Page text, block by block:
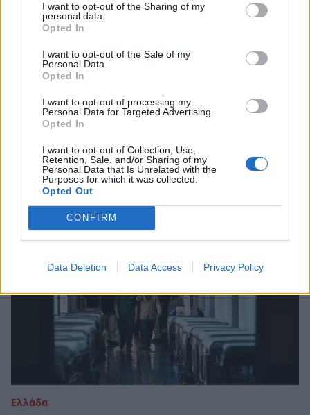
I want to opt-out of the Sharing of my
personal data.
Opted In
I want to opt-out of the Sale of my
Personal Data.
Opted In
I want to opt-out of processing my
Personal Data for Targeted Advertising.
Opted In
I want to opt-out of Collection, Use,
Retention, Sale, and/or Sharing of my
Personal Data that Is Unrelated with the
Purposes for which it was collected.
Opted Out
CONFIRM
Data Deletion Data Access Privacy Policy
Επιδεινώθηκε η κατάσταση της 6χρονης
που νοσηλεύεται στη ΜΕΘ με
εγκεφαλίτιδα
23 Ιανουαρίου 2026 20:48
Ελλάδα